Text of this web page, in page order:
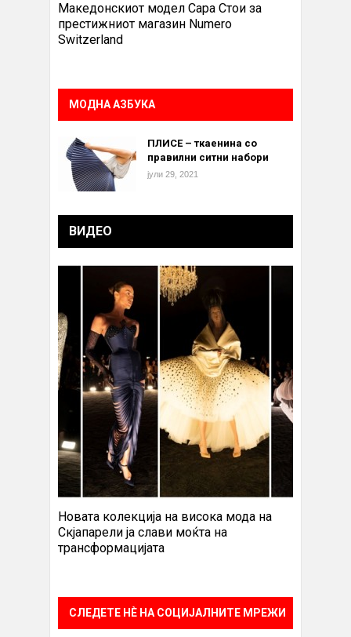
Македонскиот модел Сара Стои за
престижниот магазин Numero
Switzerland
МОДНА АЗБУКА
ПЛИСЕ – ткаенина со
правилни ситни набори
јули 29, 2021
ВИДЕО
Новата колекција на висока мода на
Скјапарели ја слави моќта на
трансформацијата
СЛЕДЕТЕ НÈ НА СОЦИЈАЛНИТЕ МРЕЖИ